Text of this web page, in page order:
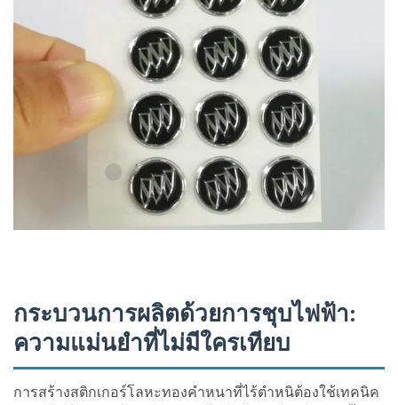
กระบวนการผลิตด้วยการชุบไฟฟ้า:
ความแม่นยำที่ไม่มีใครเทียบ
การสร้างสติกเกอร์โลหะทองคำหนาที่ไร้ตำหนิต้องใช้เทคนิค